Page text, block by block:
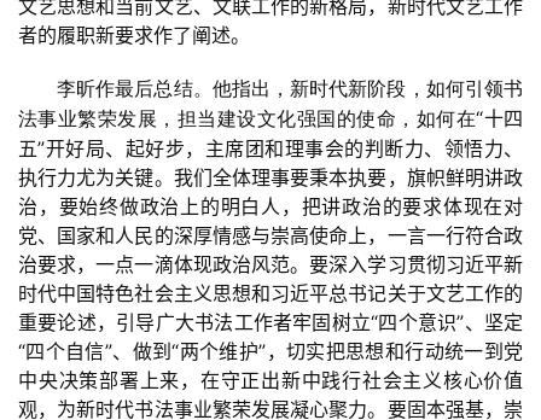
文艺思想和当前文艺、文联工作的新格局，新时代文艺工作
者的履职新要求作了阐述。
李昕作最后总结。他指出，新时代新阶段，如何引领书
法事业繁荣发展，担当建设文化强国的使命，如何在“十四
五”开好局、起好步，主席团和理事会的判断力、领悟力、
执行力尤为关键。我们全体理事要秉本执要，旗帜鲜明讲政
治，要始终做政治上的明白人，把讲政治的要求体现在对
党、国家和人民的深厚情感与崇高使命上，一言一行符合政
治要求，一点一滴体现政治风范。要深入学习贯彻习近平新
时代中国特色社会主义思想和习近平总书记关于文艺工作的
重要论述，引导广大书法工作者牢固树立“四个意识”、坚定
“四个自信”、做到“两个维护”，切实把思想和行动统一到党
中央决策部署上来，在守正出新中践行社会主义核心价值
观，为新时代书法事业繁荣发展凝心聚力。要固本强基，崇